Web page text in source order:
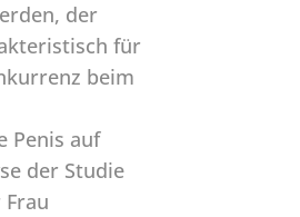
der
für
beim
Penis auf
der Studie